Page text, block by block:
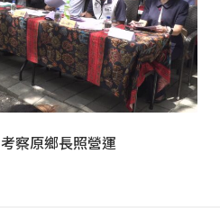
察原鄉長照營運